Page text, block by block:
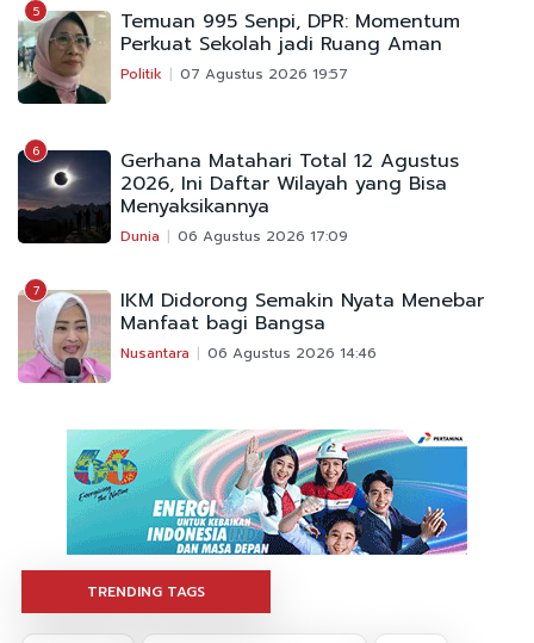
5 Temuan 995 Senpi, DPR: Momentum
Perkuat Sekolah jadi Ruang Aman
Politik 07 Agustus 2026 19:57
6 Gerhana Matahari Total 12 Agustus
2026, Ini Daftar Wilayah yang Bisa
Menyaksikannya
Dunia 06 Agustus 2026 17:09
7 IKM Didorong Semakin Nyata Menebar
Manfaat bagi Bangsa
Nusantara 06 Agustus 2026 14:46
TRENDING TAGS